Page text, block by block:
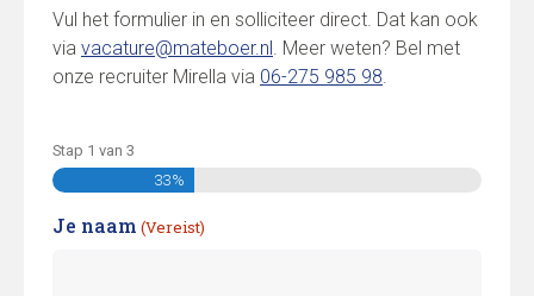
Vul het formulier in en solliciteer direct. Dat kan ook
via vacature@mateboer.nl. Meer weten? Bel met
onze recruiter Mirella via 06-275 985 98.
Stap 1 van 3
33%
Je naam (Vereist)